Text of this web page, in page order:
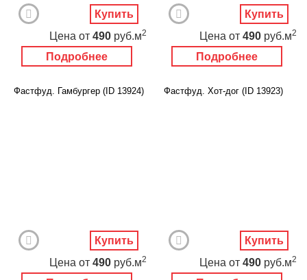
Подробнее
Цена от 490 руб.м2
Купить
Подробнее
Цена от 490 руб.м2
Купить
Фастфуд. Гамбургер (ID 13924)
Цена от 490 руб.м2
Купить
Фастфуд. Хот-дог (ID 13923)
Цена от 490 руб.м2
Купить